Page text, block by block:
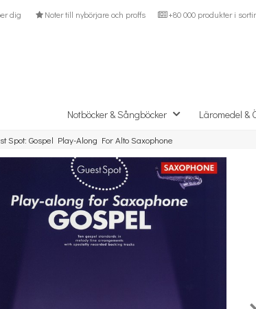
dig Noter till nybörjare och proffs +80 000 produkter i
Notböcker & Sångböcker Läromedel &
Spot: Gospel Play-Along For Alto Saxophone